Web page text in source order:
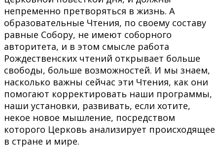
непременно претворяться в жизнь. А
образовательные Чтения, по своему составу
равные Собору, не имеют соборного
авторитета, и в этом смысле работа
Рождественских чтений открывает больше
свободы, больше возможностей. И мы знаем,
насколько важны сейчас эти Чтения, как они
помогают корректировать наши программы,
наши установки, развивать, если хотите,
некое новое мышление, посредством
которого Церковь анализирует происходящее
в стране и мире.